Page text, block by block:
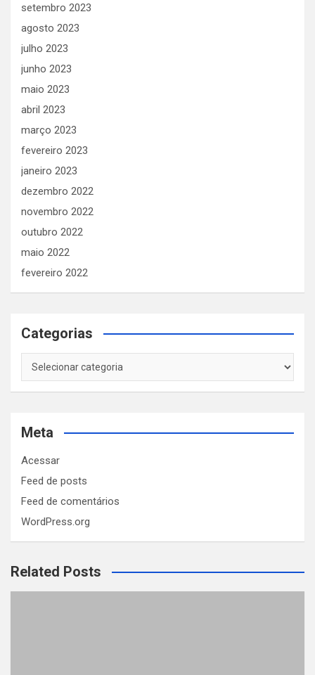
setembro 2023
agosto 2023
julho 2023
junho 2023
maio 2023
abril 2023
março 2023
fevereiro 2023
janeiro 2023
dezembro 2022
novembro 2022
outubro 2022
maio 2022
fevereiro 2022
Categorias
Categorias
Meta
Acessar
Feed de posts
Feed de comentários
WordPress.org
Related Posts